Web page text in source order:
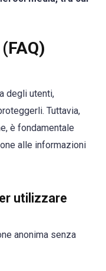
degli utenti,
Tuttavia,
è fondamentale
alle informazioni
utilizzare
anonima senza